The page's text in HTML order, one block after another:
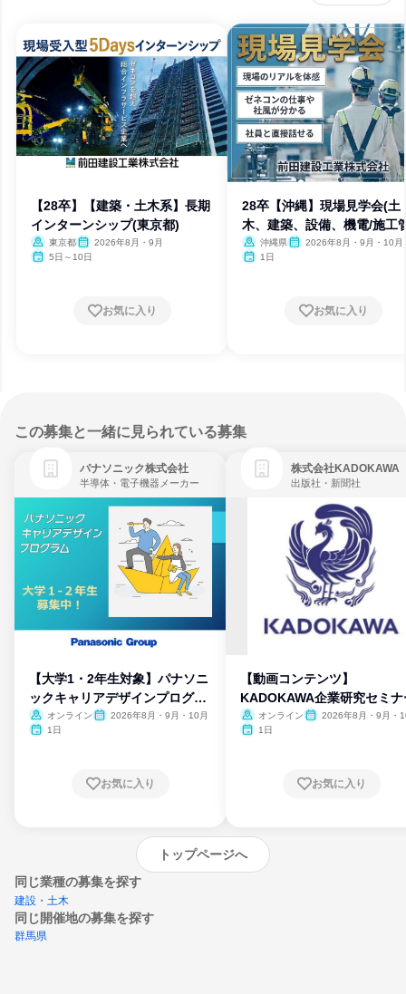
【28卒】【建築・土木系】長期
インターンシップ(東京都)
東京都
2026年8月・9月
5日～10日
お気に入り
28卒【沖縄】現場見学会(土
木、建築、設備、機電/施工
理) 沖縄県
2026年8月・9月・10月
1日
お気に入り
この募集と一緒に見られている募集
パナソニック株式会社
半導体・電子機器メーカー
【大学1・2年生対象】パナソニ
ックキャリアデザインプログラ
ム
オンライン
2026年8月・9月・10月
1日
お気に入り
株式会社KADOKAWA
出版社・新聞社
【動画コンテンツ】
KADOKAWA企業研究セミナ
オンライン
2026年8月・9月・
1日
お気に入り
トップページへ
同じ業種の募集を探す
建設・土木
同じ開催地の募集を探す
群馬県